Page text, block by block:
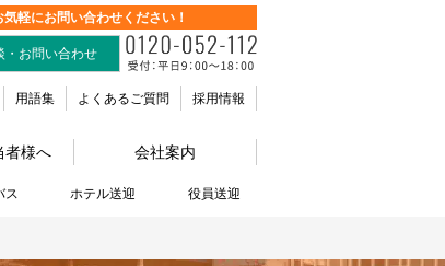
軽にお問い合わせください！
・お問い合わせ
用語集 よくあるご質問 採用情報
者様へ 会社案内
ス ホテル送迎 役員送迎